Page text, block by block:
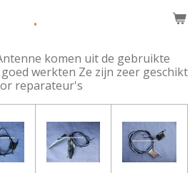
.
komen uit de gebruikte
werkten Ze zijn zeer geschikt
reparateur's